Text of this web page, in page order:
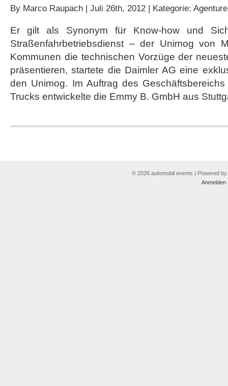
By Marco Raupach | Juli 26th, 2012 | Kategorie:
Er gilt als Synonym für Know-how und
Straßenfahrbetriebsdienst – der Unimog von
Kommunen die technischen Vorzüge der
präsentieren, startete die Daimler AG eine
den Unimog. Im Auftrag des
Trucks entwickelte die Emmy B. GmbH aus
© 2026 automobil events | Powered by
Anmelden|